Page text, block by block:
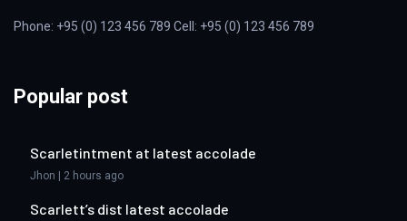
Phone: +95 (0) 123 456 789 Cell: +95 (0) 123 456 789
Popular post
Scarletintment at latest accolade
Jhon | 2 hours ago
Scarlett’s dist latest accolade